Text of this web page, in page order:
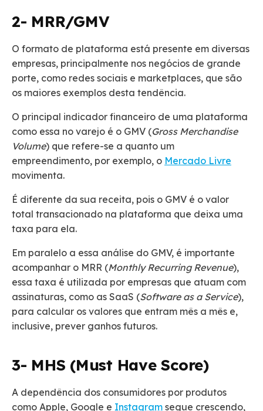
2- MRR/GMV
O formato de plataforma está presente em diversas
empresas, principalmente nos negócios de grande
porte, como redes sociais e marketplaces, que são
os maiores exemplos desta tendência.
O principal indicador financeiro de uma plataforma
como essa no varejo é o GMV (Gross Merchandise
Volume) que refere-se a quanto um
empreendimento, por exemplo, o Mercado Livre
movimenta.
É diferente da sua receita, pois o GMV é o valor
total transacionado na plataforma que deixa uma
taxa para ela.
Em paralelo a essa análise do GMV, é importante
acompanhar o MRR (Monthly Recurring Revenue),
essa taxa é utilizada por empresas que atuam com
assinaturas, como as SaaS (Software as a Service),
para calcular os valores que entram mês a mês e,
inclusive, prever ganhos futuros.
3- MHS (Must Have Score)
A dependência dos consumidores por produtos
como Apple, Google e Instagram segue crescendo,